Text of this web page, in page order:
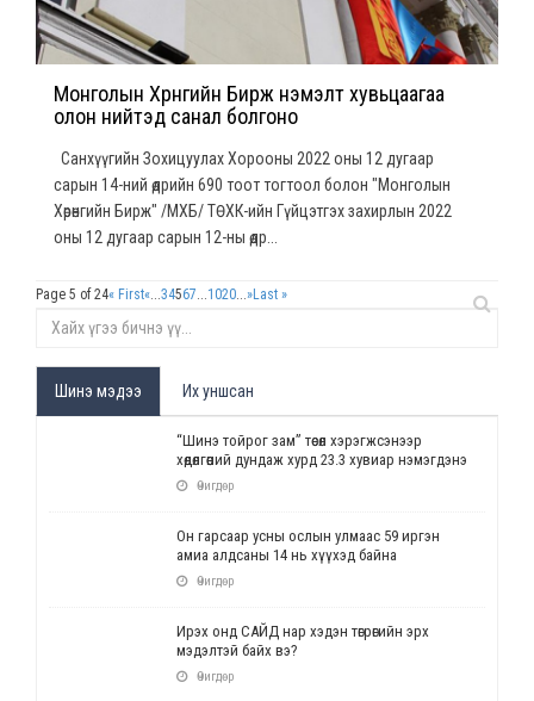
Монголын Хөрөнгийн Бирж нэмэлт хувьцаагаа
олон нийтэд санал болгоно
Санхүүгийн Зохицуулах Хорооны 2022 оны 12 дугаар
сарын 14-ний өдрийн 690 тоот тогтоол болон "Монголын
Хөрөнгийн Бирж" /МХБ/ ТӨХК-ийн Гүйцэтгэх захирлын 2022
оны 12 дугаар сарын 12-ны өдр...
Page 5 of 24« First« 34567 1020 »Last »
Шинэ мэдээ Их уншсан
“Шинэ тойрог зам” төсөл хэрэгжсэнээр
хөдөлгөөний дундаж хурд 23.3 хувиар нэмэгдэнэ
Өчигдөр
Он гарсаар усны ослын улмаас 59 иргэн
амиа алдсаны 14 нь хүүхэд байна
Өчигдөр
Ирэх онд САЙД нар хэдэн төгрөгийн эрх
мэдэлтэй байх вэ?
Өчигдөр